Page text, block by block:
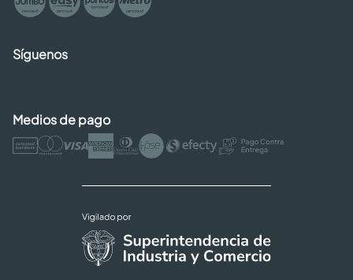
Síguenos
Medios de pago